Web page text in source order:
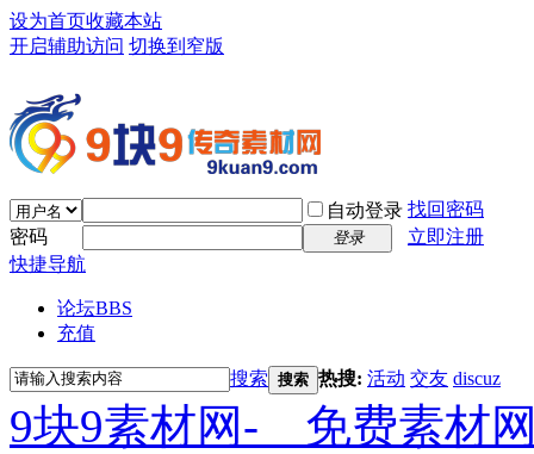
设为首页收藏本站
开启辅助访问 切换到窄版
自动登录 找回密码
密码
登录
立即注册
快捷导航
论坛BBS
充值
搜索 搜索 热搜: 活动 交友 discuz
9块9素材网-＿免费素材